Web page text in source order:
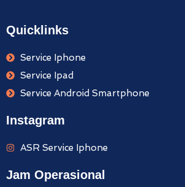
Quicklinks
Service Iphone
Service Ipad
Service Android Smartphone
Instagram
ASR Service Iphone
Jam Operasional